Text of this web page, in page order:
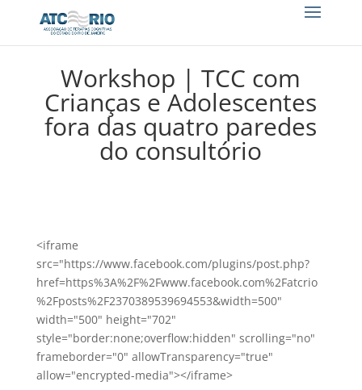
Workshop | TCC com
Crianças e Adolescentes
fora das quatro paredes
do consultório
<iframe
src="https://www.facebook.com/plugins/post.php?
href=https%3A%2F%2Fwww.facebook.com%2Fatcrio
%2Fposts%2F2370389539694553&width=500"
width="500" height="702"
style="border:none;overflow:hidden" scrolling="no"
frameborder="0" allowTransparency="true"
allow="encrypted-media"></iframe>